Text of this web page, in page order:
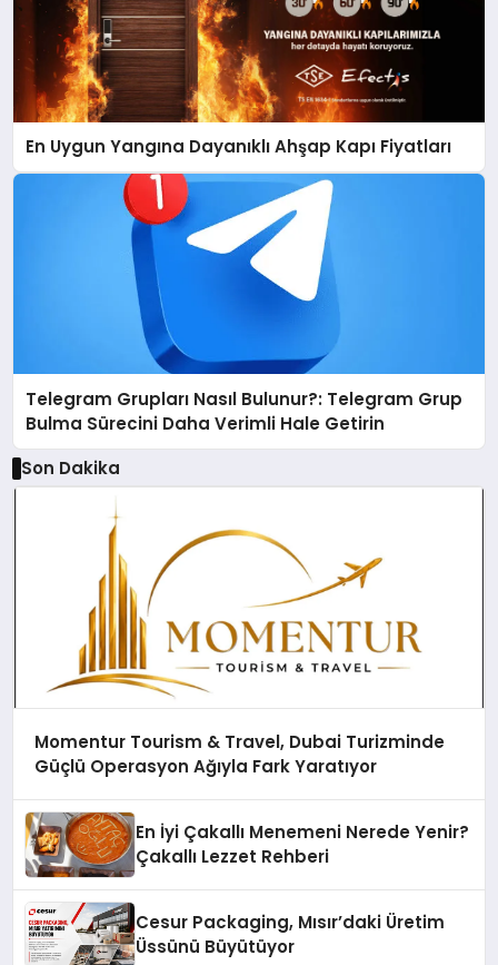
En Uygun Yangına Dayanıklı Ahşap Kapı Fiyatları
Telegram Grupları Nasıl Bulunur?: Telegram Grup
Bulma Sürecini Daha Verimli Hale Getirin
Son Dakika
Momentur Tourism & Travel, Dubai Turizminde
Güçlü Operasyon Ağıyla Fark Yaratıyor
En İyi Çakallı Menemeni Nerede Yenir?
Çakallı Lezzet Rehberi
Cesur Packaging, Mısır’daki Üretim
Üssünü Büyütüyor